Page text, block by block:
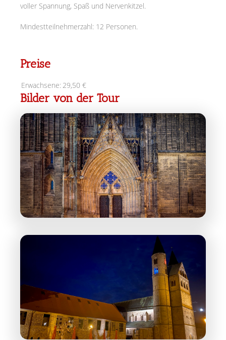
voller Spannung, Spaß und Nervenkitzel.
Mindestteilnehmerzahl: 12 Personen.
Preise
Erwachsene: 29,50 €
Bilder von der Tour